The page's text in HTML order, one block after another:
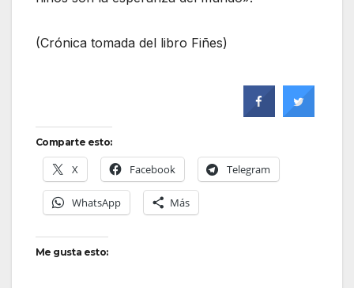
(Crónica tomada del libro Fiñes)
Comparte esto:
X Facebook Telegram
WhatsApp Más
Me gusta esto: